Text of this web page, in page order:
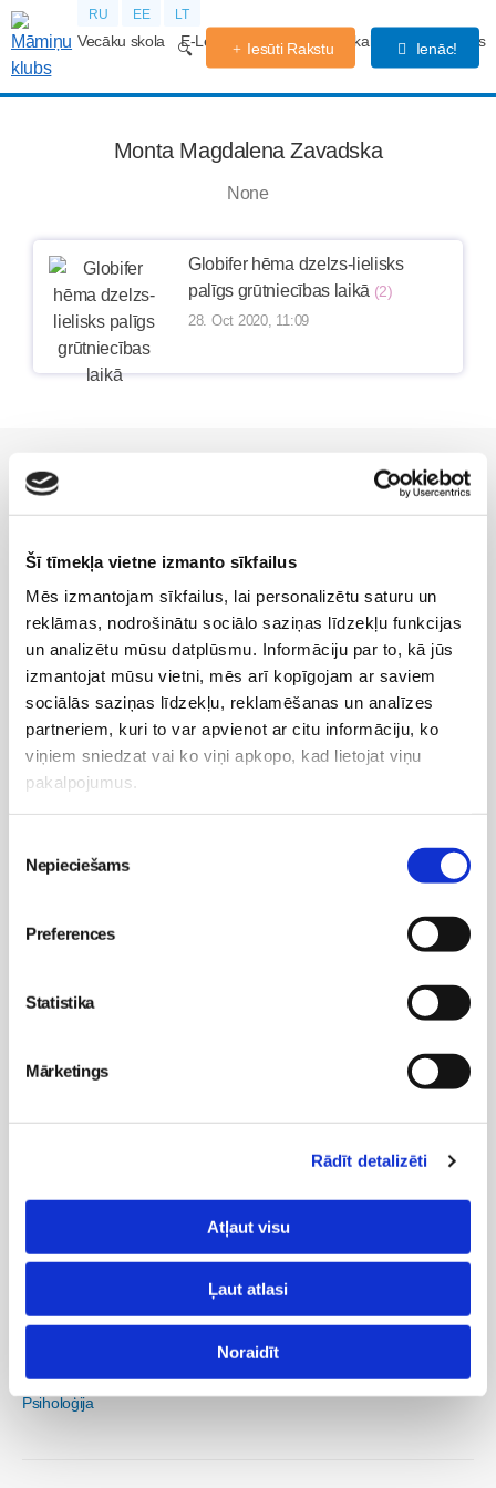
Šī tīmekļa vietne izmanto sīkfailus
Mēs izmantojam sīkfailus, lai personalizētu saturu un
reklāmas, nodrošinātu sociālo saziņas līdzekļu funkcijas
un analizētu mūsu datplūsmu. Informāciju par to, kā jūs
izmantojat mūsu vietni, mēs arī kopīgojam ar saviem
sociālās saziņas līdzekļu, reklamēšanas un analīzes
partneriem, kuri to var apvienot ar citu informāciju, ko
viņiem sniedzat vai ko viņi apkopo, kad lietojat viņu
pakalpojumus.
izvēle
Nepieciešams
Preferences
Statistika
Mārketings
Rādīt detalizēti
Atļaut visu
Ļaut atlasi
Noraidīt
RU EE LT
Vecāku skola E-Lekcijas Grūtniecības kalendārs Forums
Iesūti Rakstu Ienāc!
Monta Magdalena Zavadska
None
Globifer hēma dzelzs-lielisks
palīgs grūtniecības laikā (2)
28. Oct 2020, 11:09
Grūtniecība
Dzemdību iestādes Latvijā
Grūtniecības veselīga norise
Dzemdības
Sports grūtniecības laikā
Uzturs
Vecmāšu vizītes mājās
Mans bērns
Mazulis
Psiholoģija
Bērna psiholoģija un attīstība
Pirmsskola
Bērna psiholoģija un attīstība
Skola
Skolēnu klubiņš
Sievietēm
Māmiņu kongress
Māmiņu brokastis
Veselība
Psiholoģija